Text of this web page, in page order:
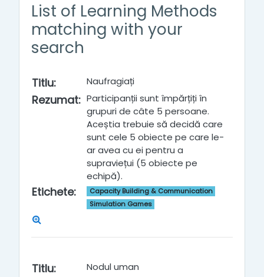
List of Learning Methods
matching with your
search
Titlu: Naufragiați
Rezumat: Participanții sunt împărțiți în
grupuri de câte 5 persoane.
Aceștia trebuie să decidă care
sunt cele 5 obiecte pe care le-
ar avea cu ei pentru a
supraviețui (5 obiecte pe
echipă).
Etichete:
Capacity Building & Communication
Simulation Games
Titlu: Nodul uman